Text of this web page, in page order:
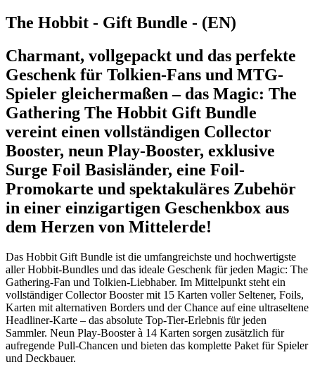
The Hobbit - Gift Bundle - (EN)
Charmant, vollgepackt und das perfekte
Geschenk für Tolkien-Fans und MTG-
Spieler gleichermaßen – das Magic: The
Gathering The Hobbit Gift Bundle
vereint einen vollständigen Collector
Booster, neun Play-Booster, exklusive
Surge Foil Basisländer, eine Foil-
Promokarte und spektakuläres Zubehör
in einer einzigartigen Geschenkbox aus
dem Herzen von Mittelerde!
Das Hobbit Gift Bundle ist die umfangreichste und hochwertigste
aller Hobbit-Bundles und das ideale Geschenk für jeden Magic: The
Gathering-Fan und Tolkien-Liebhaber. Im Mittelpunkt steht ein
vollständiger Collector Booster mit 15 Karten voller Seltener, Foils,
Karten mit alternativen Borders und der Chance auf eine ultraseltene
Headliner-Karte – das absolute Top-Tier-Erlebnis für jeden
Sammler. Neun Play-Booster à 14 Karten sorgen zusätzlich für
aufregende Pull-Chancen und bieten das komplette Paket für Spieler
und Deckbauer.